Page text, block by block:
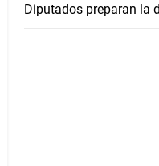
Diputados preparan la